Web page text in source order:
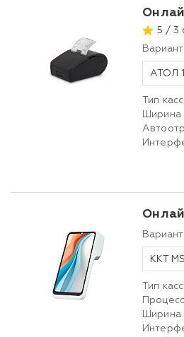
5 / 3
Вариант
АТОЛ
Тип
Ширина
Вариант
ККТ
Тип
Ширина